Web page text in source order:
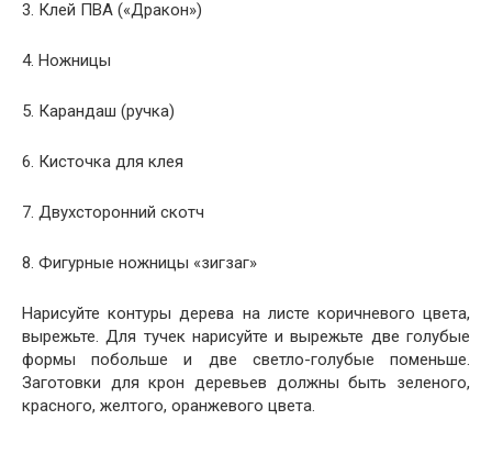
3. Клей ПВА («Дракон»)
4. Ножницы
5. Карандаш (ручка)
6. Кисточка для клея
7. Двухсторонний скотч
8. Фигурные ножницы «зигзаг»
Нарисуйте контуры дерева на листе коричневого цвета,
вырежьте. Для тучек нарисуйте и вырежьте две голубые
формы побольше и две светло-голубые поменьше.
Заготовки для крон деревьев должны быть зеленого,
красного, желтого, оранжевого цвета.